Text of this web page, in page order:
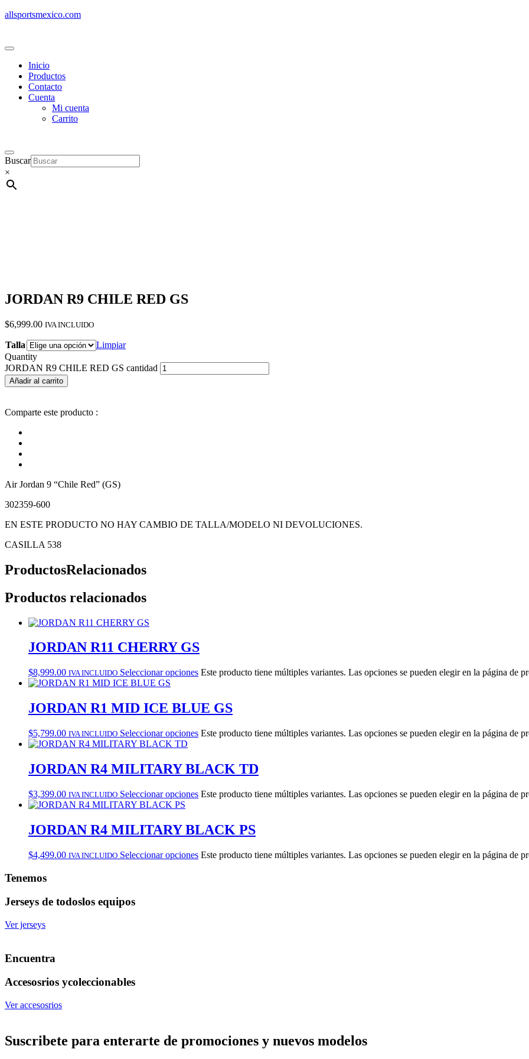
allsportsmexico.com
Inicio
Productos
Contacto
Cuenta
Mi cuenta
Carrito
Buscar
×
JORDAN R9 CHILE RED GS
$6,999.00 IVA INCLUIDO
Talla
Limpiar
Quantity
JORDAN R9 CHILE RED GS cantidad
Añadir al carrito
Comparte este producto :
Air Jordan 9 “Chile Red” (GS)
302359-600
EN ESTE PRODUCTO NO HAY CAMBIO DE TALLA/MODELO NI DEVOLUCIONES.
CASILLA 538
ProductosRelacionados
Productos relacionados
JORDAN R11 CHERRY GS
$8,999.00 IVA INCLUIDO Seleccionar opciones Este producto tiene múltiples variantes. Las opciones se pueden elegir en la página de
JORDAN R1 MID ICE BLUE GS
$5,799.00 IVA INCLUIDO Seleccionar opciones Este producto tiene múltiples variantes. Las opciones se pueden elegir en la página de
JORDAN R4 MILITARY BLACK TD
$3,399.00 IVA INCLUIDO Seleccionar opciones Este producto tiene múltiples variantes. Las opciones se pueden elegir en la página de
JORDAN R4 MILITARY BLACK PS
$4,499.00 IVA INCLUIDO Seleccionar opciones Este producto tiene múltiples variantes. Las opciones se pueden elegir en la página de
Tenemos
Jerseys de todoslos equipos
Ver jerseys
Encuentra
Accesosrios ycoleccionables
Ver accesosrios
Suscribete para enterarte de promociones y nuevos modelos